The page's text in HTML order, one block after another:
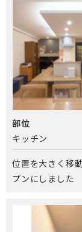
部位
キッチン
位置を大きく移
プンにしました